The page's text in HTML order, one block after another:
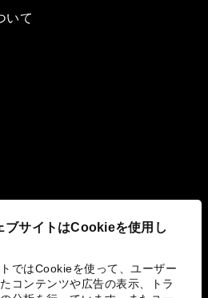
ブサイトはCookieを使用し
ではCookieを使って、ユーザー
コンテンツや広告の表示、トラ
いて
組み